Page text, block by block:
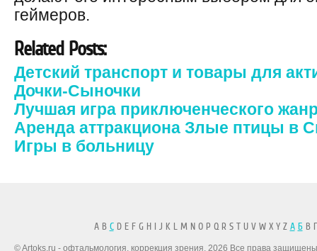
геймеров.
Related Posts:
Детский транспорт и товары для
Дочки-Сыночки
Лучшая игра приключенческого
Аренда аттракциона Злые птицы в
Игры в больницу
A B CD E F G H I J K L M N O P Q R S T U V W X Y Z А БВ
© Artoks.ru - офтальмология, коррекция зрения. 2026 Все права